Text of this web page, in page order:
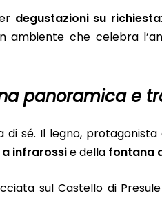
degustazioni su richiesta
ambiente che celebra
panoramica e
di sé. Il legno,
infrarossie della fontana
sul Castello di